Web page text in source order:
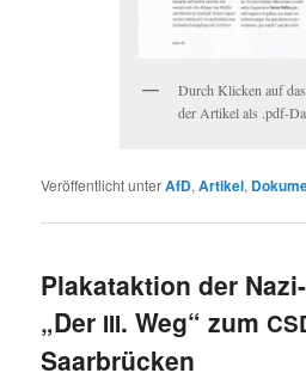
Durch Klick­en auf
der Artikel als .pdf-
Veröffentlicht unterAfD,Artikel,
Plakataktion der
„Der III. Weg“ zum
Saarbrücken